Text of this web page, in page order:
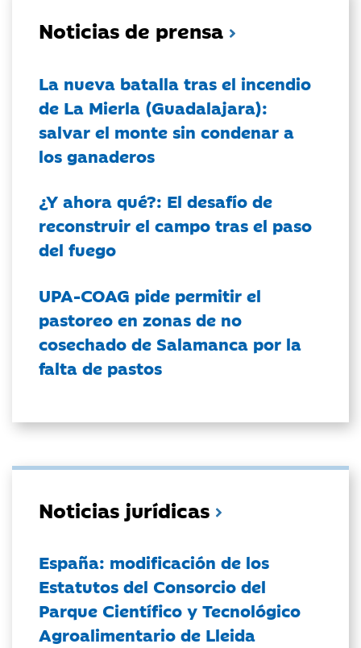
Noticias de prensa
La nueva batalla tras el incendio
de La Mierla (Guadalajara):
salvar el monte sin condenar a
los ganaderos
¿Y ahora qué?: El desafío de
reconstruir el campo tras el paso
del fuego
UPA-COAG pide permitir el
pastoreo en zonas de no
cosechado de Salamanca por la
falta de pastos
Noticias jurídicas
España: modificación de los
Estatutos del Consorcio del
Parque Científico y Tecnológico
Agroalimentario de Lleida